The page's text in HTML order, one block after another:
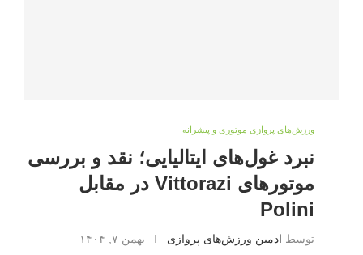
ورزش‌های پروازی موتوری و پیشرانه
نبرد غول‌های ایتالیایی؛ نقد و بررسی
موتورهای Vittorazi در مقابل
Polini
توسط ادمین ورزش‌های پروازی بهمن ۷, ۱۴۰۴